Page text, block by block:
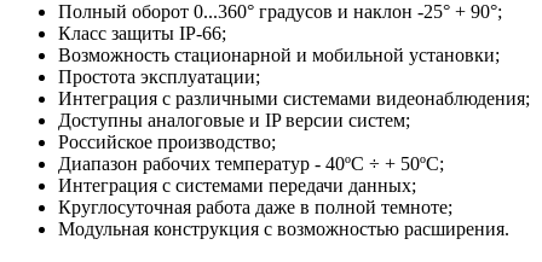
Полный оборот 0...360° градусов и наклон -25° + 90°;
Класс защиты IP-66;
Возможность стационарной и мобильной установки;
Простота эксплуатации;
Интеграция с различными системами видеонаблюдения;
Доступны аналоговые и IP версии систем;
Российское производство;
Диапазон рабочих температур - 40ºС ÷ + 50ºС;
Интеграция с системами передачи данных;
Круглосуточная работа даже в полной темноте;
Модульная конструкция с возможностью расширения.